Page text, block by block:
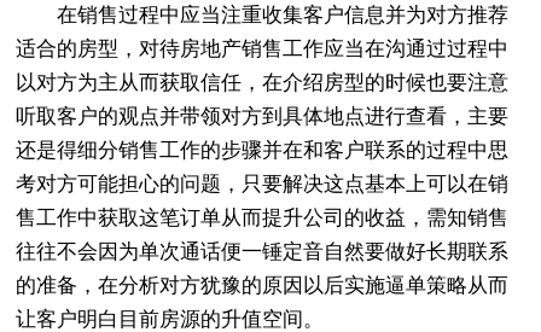
在销售过程中应当注重收集客户信息并为对方推荐
适合的房型，对待房地产销售工作应当在沟通过过程中
以对方为主从而获取信任，在介绍房型的时候也要注意
听取客户的观点并带领对方到具体地点进行查看，主要
还是得细分销售工作的步骤并在和客户联系的过程中思
考对方可能担心的问题，只要解决这点基本上可以在销
售工作中获取这笔订单从而提升公司的收益，需知销售
往往不会因为单次通话便一锤定音自然要做好长期联系
的准备，在分析对方犹豫的原因以后实施逼单策略从而
让客户明白目前房源的升值空间。